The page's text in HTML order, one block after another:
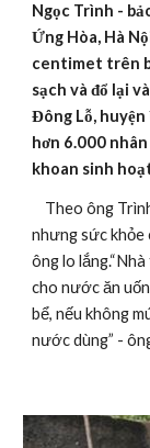
Ngọc Trình -
Ứng Hòa, Hà
centimet trên
sạch và đổ lại
Đông Lỗ, huyện
hơn 6.000
khoan sinh
nhưng sức khỏe
ông lo
cho nước ăn
bể, nếu không
nước dùng” -